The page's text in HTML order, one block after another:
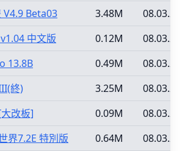
V4.9 Beta03 3.48M
08.03.29
中文版 0.12M
08.03.29
13.8B 0.49M
08.03.20
終) 3.25M
08.03.20
改板] 0.09M
08.03.20
界7.2E 特別版 0.64M 08.03.20